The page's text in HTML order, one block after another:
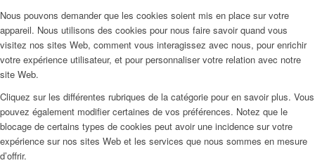
Nous pouvons demander que les cookies soient mis en place sur votre
appareil. Nous utilisons des cookies pour nous faire savoir quand vous
visitez nos sites Web, comment vous interagissez avec nous, pour enrichir
votre expérience utilisateur, et pour personnaliser votre relation avec notre
site Web.
Cliquez sur les différentes rubriques de la catégorie pour en savoir plus. Vous
pouvez également modifier certaines de vos préférences. Notez que le
blocage de certains types de cookies peut avoir une incidence sur votre
expérience sur nos sites Web et les services que nous sommes en mesure
d’offrir.